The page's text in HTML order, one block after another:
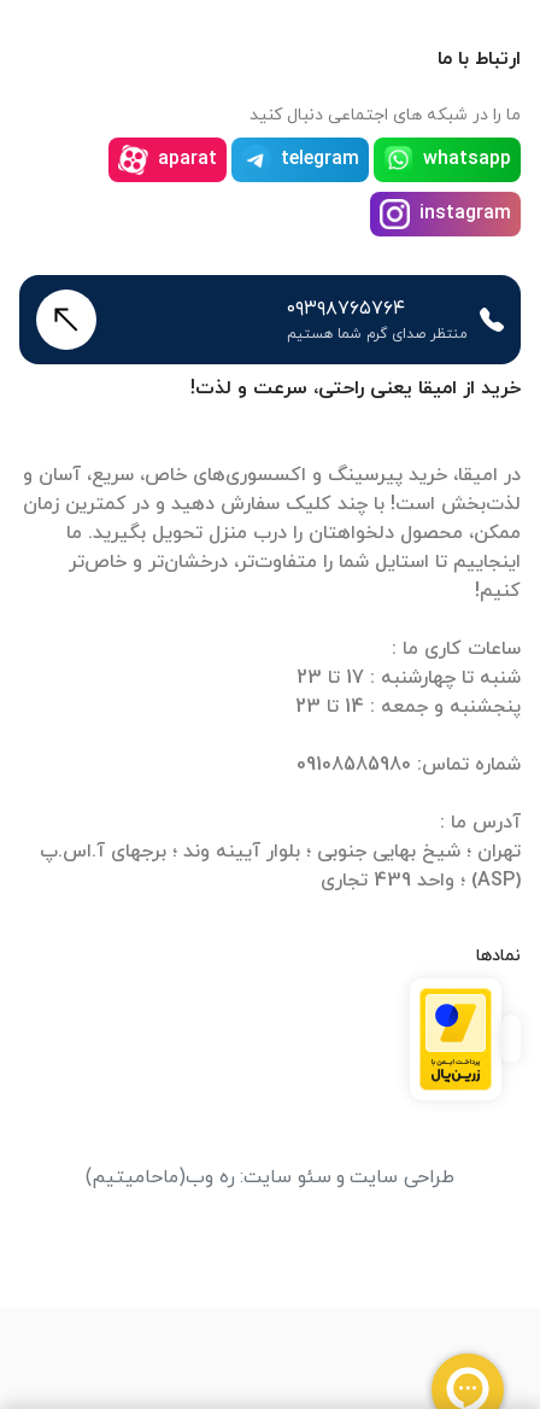
خرید از امیقا یعنی راحتی، سرعت و لذت!
در امیقا، خرید پیرسینگ و اکسسوری‌های خاص، سریع، آسان و
لذت‌بخش است! با چند کلیک سفارش دهید و در کمترین زمان
ممکن، محصول دلخواهتان را درب منزل تحویل بگیرید. ما
اینجاییم تا استایل شما را متفاوت‌تر، درخشان‌تر و خاص‌تر
تهران ؛ شیخ بهایی جنوبی ؛ بلوار آیینه وند ؛ برجهای آ.اس.پ
(ASP) ؛ واحد 439 تجاری
نمادها
ارتباط با ما
ما را در شبکه های اجتماعی دنبال کنید
whatsapp
telegram
aparat
instagram
۰۹۳۹۸۷۶۵۷۶۴
منتظر صدای گرم شما هستیم
طراحی سایت و سئو سایت: ره وب(ماحامیتیم)